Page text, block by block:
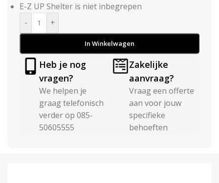
E-Z UP Shelter is niet inbegrepen
-
+
In Winkelwagen
Heb je nog
vragen?
We helpen je
graag telefonisch
verder op 085-
50605555
Zakelijke
aanvraag?
Vraag een offerte
aan voor jouw
specifieke
behoeften